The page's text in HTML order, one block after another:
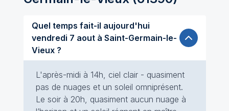
Quel temps fait-il aujourd'hui
vendredi 7 aout à Saint-Germain-le-
Vieux ?
L'après-midi à 14h, ciel clair - quasiment
pas de nuages et un soleil omniprésent.
Le soir à 20h, quasiment aucun nuage à